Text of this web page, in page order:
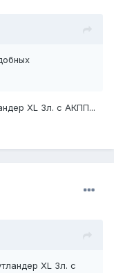
XL 3л. с АКПП...
XL 3л. с